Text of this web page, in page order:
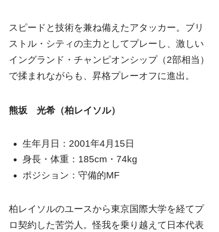
スピードと技術を兼ね備えたアタッカー。ブリ
ストル・シティの主力としてプレーし、激しい
イングランド・チャンピオンシップ（2部相当）
で揉まれながらも、昇格プレーオフに進出。
熊坂 光希（柏レイソル）
生年月日：2001年4月15日
身長・体重：185cm・74kg
ポジション：守備的MF
柏レイソルのユースから東京国際大学を経てプ
ロ契約した苦労人。怪我を乗り越えて日本代表